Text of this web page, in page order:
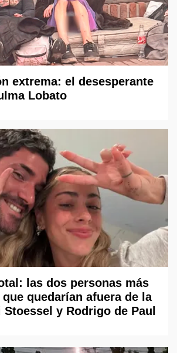
extrema: el desesperante
Lobato
las dos personas más
quedarían afuera de la
Stoessel y Rodrigo de Paul